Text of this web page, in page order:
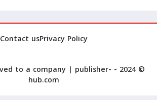
Privacy Policy
Contact us
© 2024 - All Rights Reserved to a company |
publisher-
hub.com